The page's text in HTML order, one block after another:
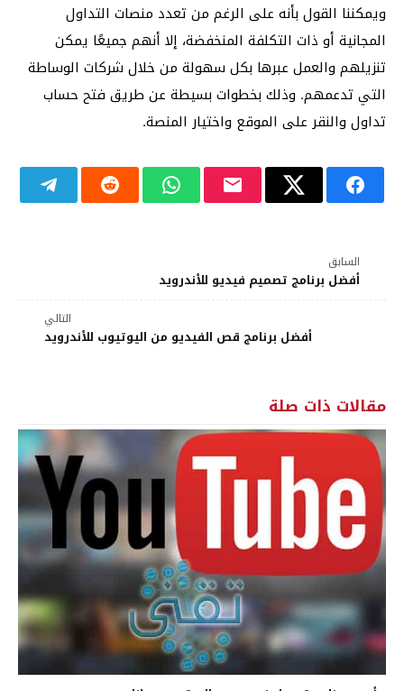
ويمكننا القول بأنه على الرغم من تعدد منصات التداول
المجانية أو ذات التكلفة المنخفضة، إلا أنهم جميعًا يمكن
تنزيلهم والعمل عبرها بكل سهولة من خلال شركات الوساطة
التي تدعمهم. وذلك بخطوات بسيطة عن طريق فتح حساب
تداول والنقر على الموقع واختيار المنصة.
السابق
أفضل برنامج تصميم فيديو للأندرويد
التالي
أفضل برنامج قص الفيديو من اليوتيوب للأندرويد
مقالات ذات صلة